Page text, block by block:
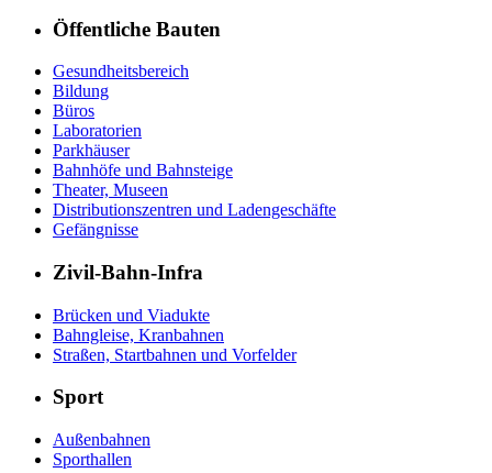
Öffentliche Bauten
Gesundheitsbereich
Bildung
Büros
Laboratorien
Parkhäuser
Bahnhöfe und Bahnsteige
Theater, Museen
Distributionszentren und Ladengeschäfte
Gefängnisse
Zivil-Bahn-Infra
Brücken und Viadukte
Bahngleise, Kranbahnen
Straßen, Startbahnen und Vorfelder
Sport
Außenbahnen
Sporthallen